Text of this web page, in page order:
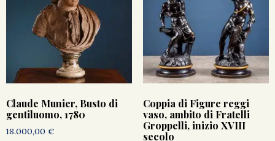
Claude Munier, Busto di
gentiluomo, 1780
18.000,00 €
Coppia di Figure reggi
vaso, ambito di Fratelli
Groppelli, inizio XVIII
secolo